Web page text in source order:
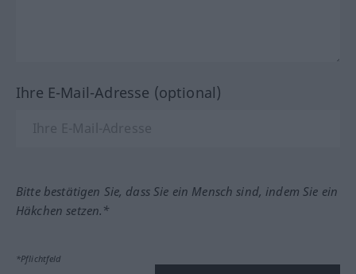
Ihre E-Mail-Adresse (optional)
Bitte bestätigen Sie, dass Sie ein Mensch sind, indem Sie ein
Häkchen setzen.*
*Pflichtfeld